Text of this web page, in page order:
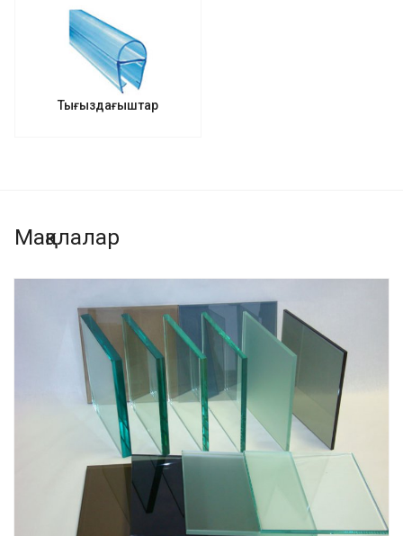
Тығыздағыштар
Мақалалар